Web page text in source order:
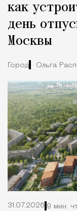
как
день
Москвы
Город Ольга
31.07.2026 9 мин.